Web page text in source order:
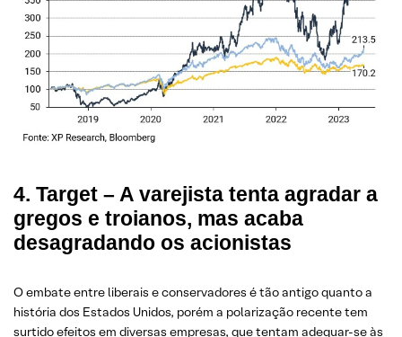
4. Target – A varejista tenta agradar a
gregos e troianos, mas acaba
desagradando os acionistas
O embate entre liberais e conservadores é tão antigo quanto a
história dos Estados Unidos, porém a polarização recente tem
surtido efeitos em diversas empresas, que tentam adequar-se às